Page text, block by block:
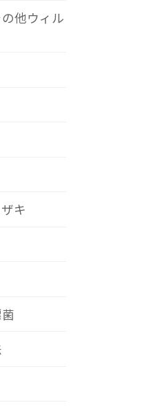
他ウィル
キ